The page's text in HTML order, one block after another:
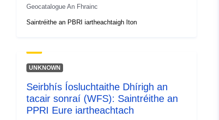
Geocatalogue An Fhrainc
Saintréithe an PBRI iartheachtaigh Iton
UNKNOWN
Seirbhís Íosluchtaithe Dhírigh an
tacair sonraí (WFS): Saintréithe an
PPRI Eure iartheachtach